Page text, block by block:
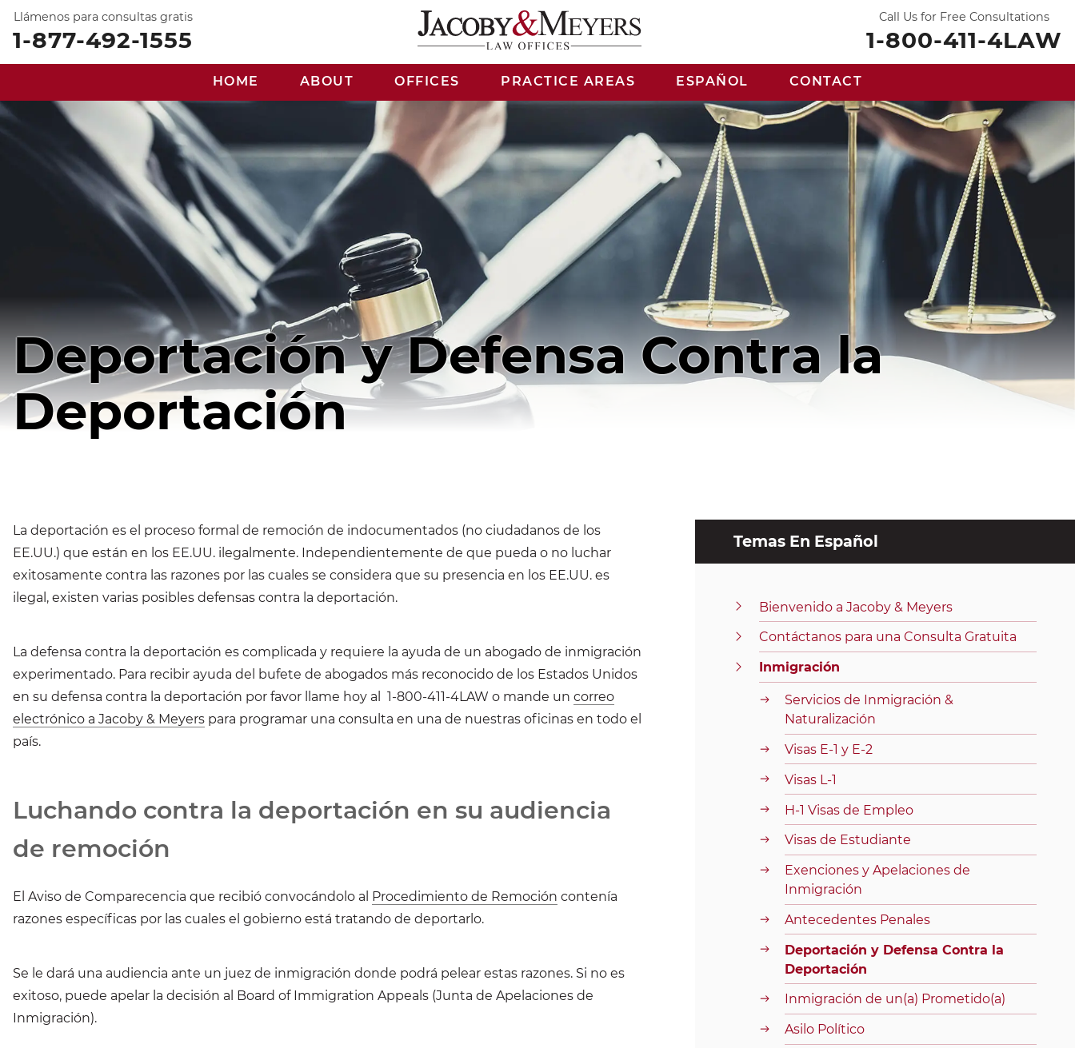
Llámenos para consultas gratis
1-877-492-1555
Call Us for Free Consultations
1-800-411-4LAW
HOME ABOUT OFFICES PRACTICE AREAS ESPAÑOL CONTACT
Deportación y Defensa Contra la
Deportación
La deportación es el proceso formal de remoción de indocumentados (no ciudadanos de los
EE.UU.) que están en los EE.UU. ilegalmente. Independientemente de que pueda o no luchar
exitosamente contra las razones por las cuales se considera que su presencia en los EE.UU. es
ilegal, existen varias posibles defensas contra la deportación.
La defensa contra la deportación es complicada y requiere la ayuda de un abogado de inmigración
experimentado. Para recibir ayuda del bufete de abogados más reconocido de los Estados Unidos
en su defensa contra la deportación por favor llame hoy al 1-800-411-4LAW o mande un correo
electrónico a Jacoby & Meyers para programar una consulta en una de nuestras oficinas en todo el
país.
Luchando contra la deportación en su audiencia
de remoción
El Aviso de Comparecencia que recibió convocándolo al Procedimiento de Remoción contenía
razones específicas por las cuales el gobierno está tratando de deportarlo.
Se le dará una audiencia ante un juez de inmigración donde podrá pelear estas razones. Si no es
exitoso, puede apelar la decisión al Board of Immigration Appeals (Junta de Apelaciones de
Inmigración).
Temas En Español
Bienvenido a Jacoby & Meyers
Contáctanos para una Consulta Gratuita
Inmigración
Servicios de Inmigración &
Naturalización
Visas E-1 y E-2
Visas L-1
H-1 Visas de Empleo
Visas de Estudiante
Exenciones y Apelaciones de
Inmigración
Antecedentes Penales
Deportación y Defensa Contra la
Deportación
Inmigración de un(a) Prometido(a)
Asilo Político